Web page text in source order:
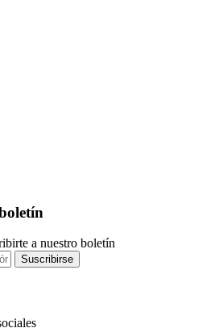
a nuestro boletín
Suscribirse